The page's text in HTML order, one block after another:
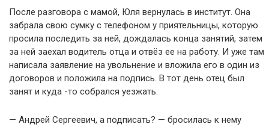
После разговора с мамой, Юля вернулась в институт. Она
забрала свою сумку с телефоном у приятельницы, которую
просила последить за ней, дождалась конца занятий, затем
за ней заехал водитель отца и отвёз ее на работу. И уже там
написала заявление на увольнение и вложила его в один из
договоров и положила на подпись. В тот день отец был
занят и куда -то собрался уезжать.
— Андрей Сергеевич, а подписать? — бросилась к нему